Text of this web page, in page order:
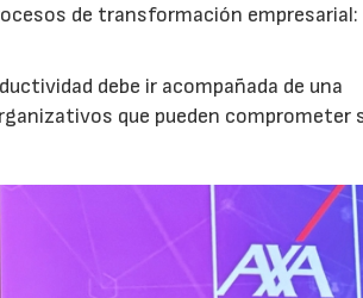
de transformación empresarial:
debe ir acompañada de una
que pueden comprometer